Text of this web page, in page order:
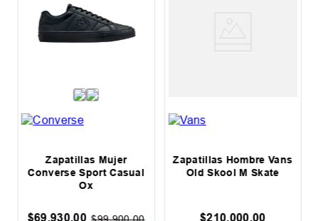
Zapatillas Mujer
Converse Sport Casual
Ox
$69.930,00
Zapatillas Hombre Vans
Old Skool M Skate
$210.000,00